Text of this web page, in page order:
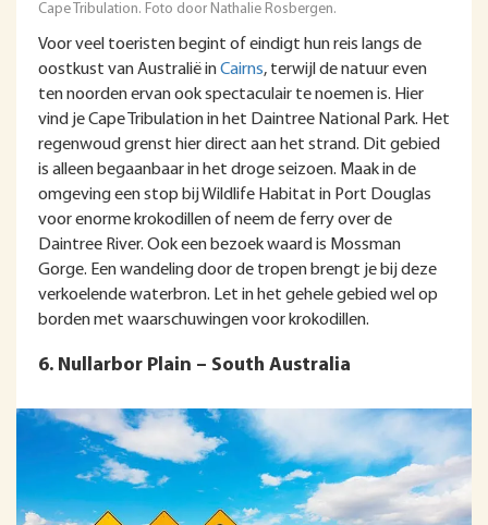
Cape Tribulation. Foto door Nathalie Rosbergen.
Voor veel toeristen begint of eindigt hun reis langs de
oostkust van Australië inCairns, terwijl de natuur even
ten noorden ervan ook spectaculair te noemen is. Hier
vind je Cape Tribulation in het Daintree National Park. Het
regenwoud grenst hier direct aan het strand. Dit gebied
is alleen begaanbaar in het droge seizoen. Maak in de
omgeving een stop bij Wildlife Habitat in Port Douglas
voor enorme krokodillen of neem de ferry over de
Daintree River. Ook een bezoek waard is Mossman
Gorge. Een wandeling door de tropen brengt je bij deze
verkoelende waterbron. Let in het gehele gebied wel op
borden met waarschuwingen voor krokodillen.
6. Nullarbor Plain – South Australia